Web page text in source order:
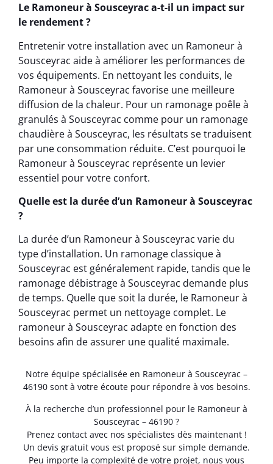
Le Ramoneur à Sousceyrac a-t-il un impact sur
le rendement ?
Entretenir votre installation avec un Ramoneur à
Sousceyrac aide à améliorer les performances de
vos équipements. En nettoyant les conduits, le
Ramoneur à Sousceyrac favorise une meilleure
diffusion de la chaleur. Pour un ramonage poêle à
granulés à Sousceyrac comme pour un ramonage
chaudière à Sousceyrac, les résultats se traduisent
par une consommation réduite. C’est pourquoi le
Ramoneur à Sousceyrac représente un levier
essentiel pour votre confort.
Quelle est la durée d’un Ramoneur à Sousceyrac
?
La durée d’un Ramoneur à Sousceyrac varie du
type d’installation. Un ramonage classique à
Sousceyrac est généralement rapide, tandis que le
ramonage débistrage à Sousceyrac demande plus
de temps. Quelle que soit la durée, le Ramoneur à
Sousceyrac permet un nettoyage complet. Le
ramoneur à Sousceyrac adapte en fonction des
besoins afin de assurer une qualité maximale.
Notre équipe spécialisée en Ramoneur à Sousceyrac –
46190 sont à votre écoute pour répondre à vos besoins.
À la recherche d’un professionnel pour le Ramoneur à
Sousceyrac – 46190 ?
Prenez contact avec nos spécialistes dès maintenant !
Un devis gratuit vous est proposé sur simple demande.
Peu importe la complexité de votre projet, nous vous